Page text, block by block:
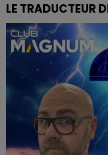
LE TRADUCTEUR
C'EST UN BAIL